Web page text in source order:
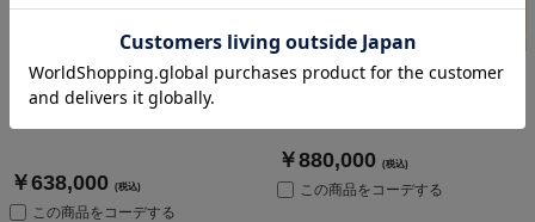
牛首紬（七宝市松）【加藤改
石】
￥638,000 (税込)
この商品をコーデする
牛首紬（横絣）【加藤改石】
￥880,000 (税込)
この商品をコーデする